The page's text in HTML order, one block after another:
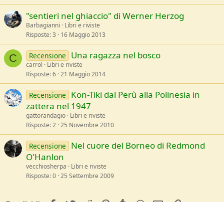
"sentieri nel ghiaccio" di Werner Herzog
Barbagianni
Libri e riviste
Risposte 3 16 Maggio 2013
C Recensione Una ragazza nel bosco
carrol
Libri e riviste
Risposte 6 21 Maggio 2014
Recensione
Kon-Tiki dal Perù alla Polinesia in
zattera nel 1947
gattorandagio Libri e riviste
Risposte 2 25 Novembre 2010
Recensione
Nel cuore del Borneo di Redmond
O'Hanlon
vecchiosherpa
Libri e riviste
Risposte 0 25 Settembre 2009